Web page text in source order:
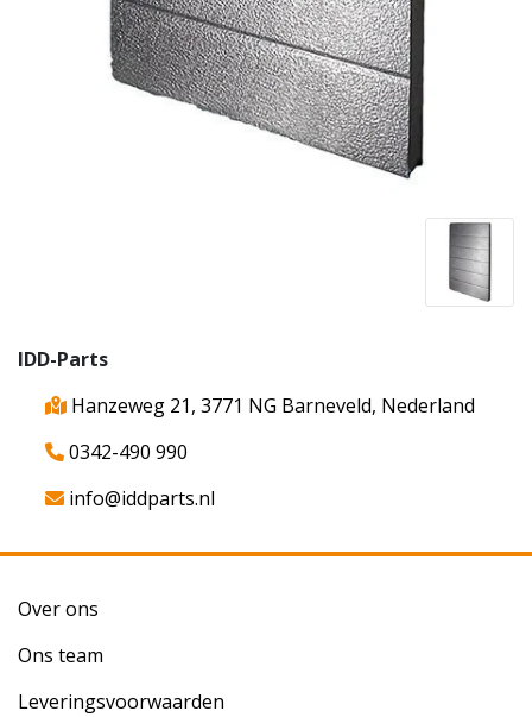
IDD-Parts
Hanzeweg 21, 3771 NG Barneveld, Nederland
0342-490 990
info@iddparts.nl
Over ons
Ons team
Leveringsvoorwaarden